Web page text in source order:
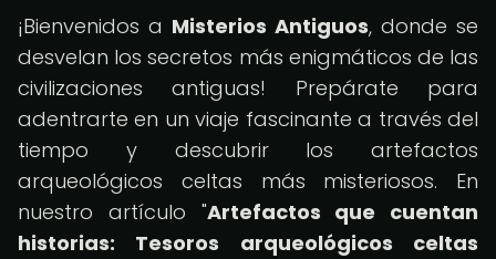
¡Bienvenidos a Misterios Antiguos, donde se
desvelan los secretos más enigmáticos de las
civilizaciones antiguas! Prepárate para
adentrarte en un viaje fascinante a través del
tiempo y descubrir los artefactos
arqueológicos celtas más misteriosos. En
nuestro artículo "Artefactos que cuentan
historias: Tesoros arqueológicos celtas